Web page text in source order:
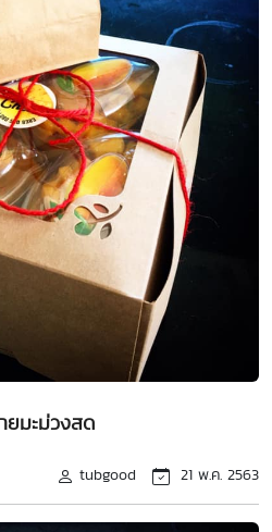
ยมะม่วงสด
tubgood 21 พ.ค. 2563